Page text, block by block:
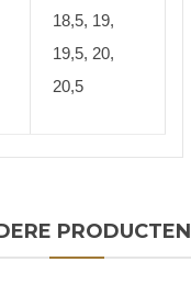
18,5, 19,
19,5, 20,
20,5
PRODUCTEN